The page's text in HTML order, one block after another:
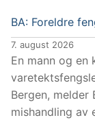
BA: Foreldre
7. august 2026
En mann og en
Bergen,
mishandling av